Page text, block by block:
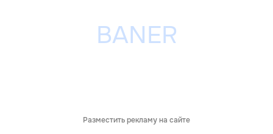
Разместить рекламу на сайте